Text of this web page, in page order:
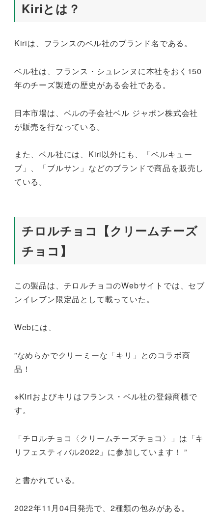
Kiriとは？
Kiriは、フランスのベル社のブランド名である。
ベル社は、フランス・シュレンヌに本社をおく150
年のチーズ製造の歴史がある会社である。
日本市場は、ベルの子会社ベル ジャポン株式会社
が販売を行なっている。
また、ベル社には、Kiri以外にも、「ベルキュー
ブ」、「ブルサン」などのブランドで商品を販売し
ている。
チロルチョコ【クリームチーズ
チョコ】
この製品は、チロルチョコのWebサイトでは、セブ
ンイレブン限定品として載っていた。
Webには、
”なめらかでクリーミーな「キリ」とのコラボ商
品！
※Kiriおよびキリはフランス・ベル社の登録商標で
す。
「チロルチョコ〈クリームチーズチョコ〉」は「キ
リフェスティバル2022」に参加しています！ ”
と書かれている。
2022年11月04日発売で、2種類の包みがある。